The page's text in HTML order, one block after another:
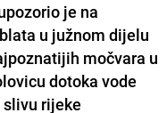
je na
u južnom dijelu
močvara u
dotoka vode
rijeke